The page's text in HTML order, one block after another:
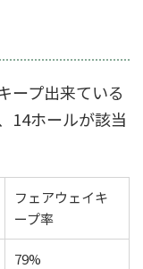
ープ出来ている
14ホールが該当
フェアウェイキ
ープ率
79%